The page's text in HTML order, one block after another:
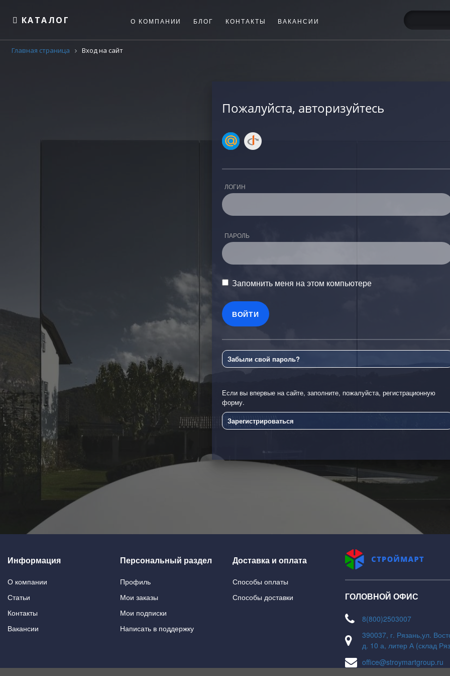
КАТАЛОГ О КОМПАНИИ БЛОГ КОНТАКТЫ ВАКАНСИИ
Главная страница Вход на сайт
Пожалуйста, авторизуйтесь
ЛОГИН
ПАРОЛЬ
Запомнить меня на этом компьютере
Забыли свой пароль?
Если вы впервые на сайте, заполните, пожалуйста, регистрационную
форму.
Зарегистрироваться
Информация
О компании
Статьи
Контакты
Вакансии
Персональный раздел
Профиль
Мои заказы
Мои подписки
Написать в поддержку
Доставка и оплата
Способы оплаты
Способы доставки
ГОЛОВНОЙ ОФИС
8(800)2503007
390037, г. Рязань,ул.
д. 10 а, литер А (склад
office@stroymartgroup.ru